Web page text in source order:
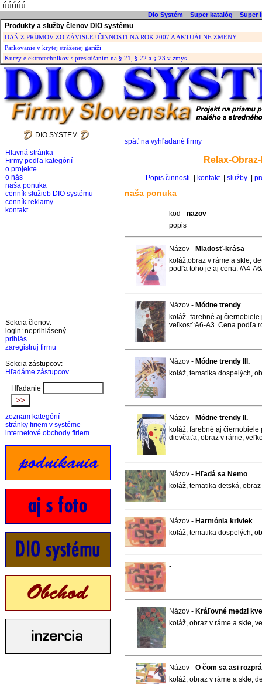
úúúúú
Dio Systém Super katalóg Super
Produkty a služby členov DIO systému
DAŇ Z PRÍJMOV ZO ZÁVISLEJ ČINNOSTI NA ROK 2007 A AKTUÁLNE ZMENY
Parkovanie v krytej stráženej garáži
Kurzy elektrotechnikov s preskúšaním na § 21, § 22 a § 23 v zmys...
DIO SYSTEM
Hlavná stránka
Firmy podľa kategórií
o projekte
o nás
naša ponuka
cenník služieb DIO systému
cenník reklamy
kontakt
Sekcia členov:
login: neprihlásený
prihlás
zaregistruj firmu
Sekcia zástupcov:
Hľadáme zástupcov
Hľadanie
zoznam kategórií
stránky firiem v systéme
internetové obchody firiem
späť na vyhľadané firmy
Relax-
Popis činnosti kontakt| služby
naša ponuka
kod - nazov
popis
Názov - Mladosť-krása
koláž,obraz v ráme a skle,
podľa toho je aj cena. /A4-
Názov - Módne trendy
koláž- farebné aj
veľkosť:A6-A3. Cena podľa
Názov - Módne trendy III.
koláž, tematika dospelých,
Názov - Módne trendy II.
koláž, farebné aj čiernobiele
dievčaťa, obraz v ráme,
Názov - Hľadá sa Nemo
koláž, tematika detská,
Názov - Harmónia kriviek
koláž, tematika dospelých,
-
Názov - Kráľovné medzi
koláž, obraz v ráme a skle,
Názov - O čom sa asi
koláž, obraz v ráme a skle,